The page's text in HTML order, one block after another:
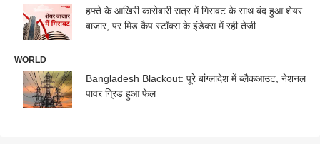
हफ्ते के आखिरी कारोबारी सत्र में गिरावट के साथ बंद हुआ शेयर
बाजार, पर मिड कैप स्टॉक्स के इंडेक्स में रही तेजी
WORLD
Bangladesh Blackout: पूरे बांग्लादेश में ब्लैकआउट, नेशनल
पावर ग्रिड हुआ फेल